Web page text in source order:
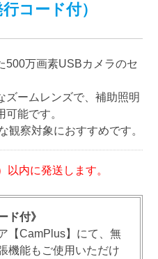
コード付）
500万画素USBカメラのセ
ズームレンズで、補助照明
能です。
観察対象におすすめです。
内に発送します。
ド付》
【CamPlus】にて、無
機能もご使用いただけ